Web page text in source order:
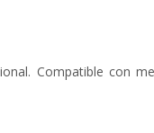
Compatible con